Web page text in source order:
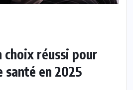
choix réussi pour
santé en 2025